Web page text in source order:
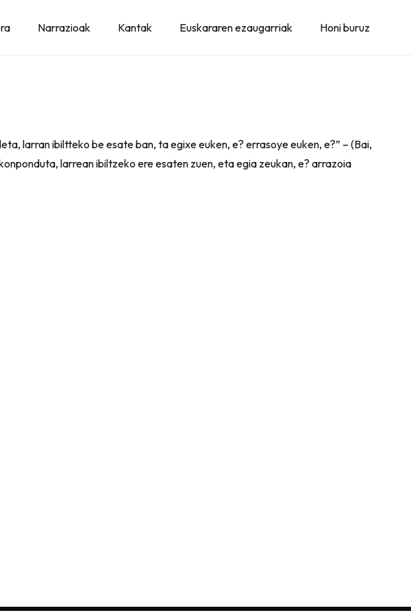
Narrazioak Kantak Euskararen ezaugarriak Honi buruz
larran ibiltteko be esate ban, ta egixe euken, e? errasoye euken, e?” – (Bai,
larrean ibiltzeko ere esaten zuen, eta egia zeukan, e? arrazoia